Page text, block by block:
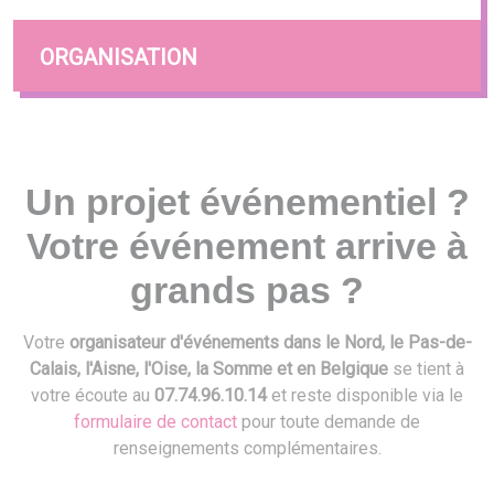
ORGANISATION
Un projet événementiel ?
Votre événement arrive à
grands pas ?
Votre organisateur d'événements dans le Nord, le Pas-de-
Calais, l'Aisne, l'Oise, la Somme et en Belgique se tient à
votre écoute au 07.74.96.10.14et reste disponible via le
formulaire de contact pour toute demande de
renseignements complémentaires.